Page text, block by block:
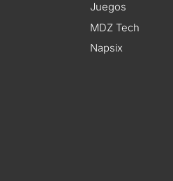
Juegos
MDZ Tech
Napsix